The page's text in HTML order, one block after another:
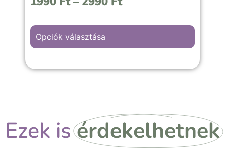
Opciók választása
Ezek is érdekelhetnek